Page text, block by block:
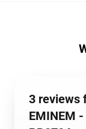
3 reviews
EMINEM